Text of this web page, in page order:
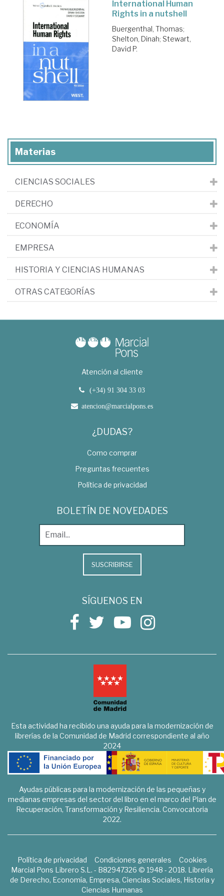
International Human
Rights in a nutshell
Buergenthal, Thomas;
Shelton, Dinah; Stewart,
David P.
Materias
CIENCIAS SOCIALES
DERECHO
ECONOMÍA
EMPRESA
HISTORIA Y CIENCIAS HUMANAS
OTRAS CATEGORÍAS
Atención al cliente
(+34) 91 304 33 03
atencion@marcialpons.es
¿DUDAS?
Como comprar
Preguntas frecuentes
Política de privacidad
BOLETÍN DE NOVEDADES
SUSCRIBIRSE
SÍGUENOS EN
Esta actividad ha recibido una ayuda para la modernización de
librerías de la Comunidad de Madrid correspondiente al año
2024
Ayudas públicas para la modernización de las pequeñas y
medianas empresas del sector del libro en el marco del Plan de
Recuperación, Transformación y Resiliencia. Convocatoria
2022.
Política de privacidad Condiciones generales
Cookies
Marcial Pons Librero S.L. - B82947326 © 1948 - 2018. Librería
de Derecho, Economía, Empresa, Ciencias Sociales, Historia y
Ciencias Humanas